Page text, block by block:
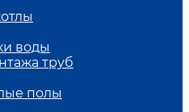
воды
труб
полы